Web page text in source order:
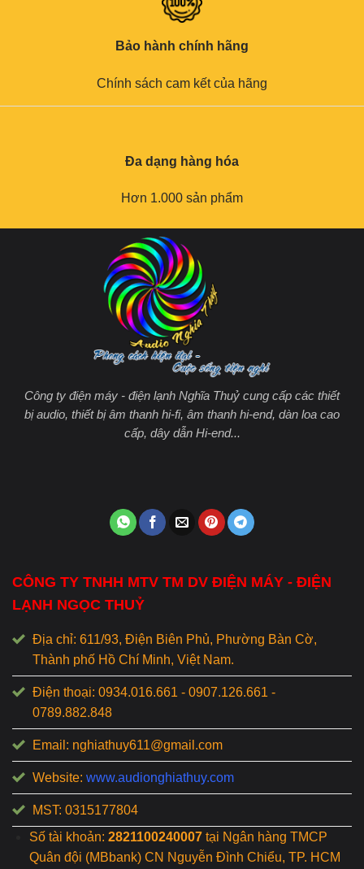
Bảo hành chính hãng
Chính sách cam kết của hãng
Đa dạng hàng hóa
Hơn 1.000 sản phẩm
Công ty điện máy - điện lạnh Nghĩa Thuỷ cung cấp các thiết
bị audio, thiết bị âm thanh hi-fi, âm thanh hi-end, dàn loa cao
cấp, dây dẫn Hi-end...
CÔNG TY TNHH MTV TM DV ĐIỆN MÁY - ĐIỆN
LẠNH NGỌC THUỶ
Địa chỉ: 611/93, Điện Biên Phủ, Phường Bàn Cờ,
Thành phố Hồ Chí Minh, Việt Nam.
Điện thoại: 0934.016.661 - 0907.126.661 -
0789.882.848
Email: nghiathuy611@gmail.com
Website: www.audionghiathuy.com
MST: 0315177804
Số tài khoản: 2821100240007tại Ngân hàng TMCP
Quân đội (MBbank) CN Nguyễn Đình Chiểu, TP. HCM